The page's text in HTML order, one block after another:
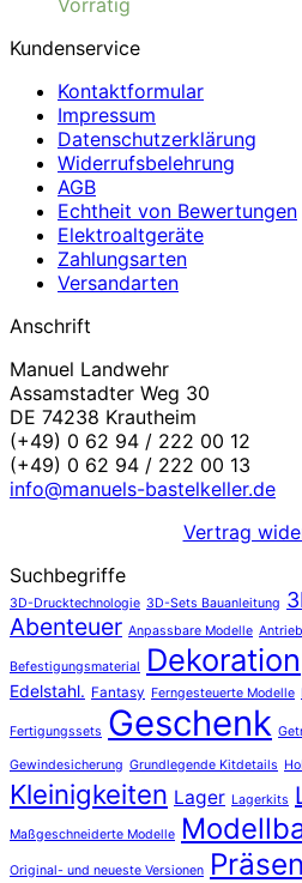
Kundenservice
Kontaktformular
Impressum
Datenschutzerklärung
Widerrufsbelehrung
AGB
Echtheit von Bewertungen
Elektroaltgeräte
Zahlungsarten
Versandarten
Anschrift
Manuel Landwehr
Assamstadter Weg 30
DE 74238 Krautheim
(+49) 0 62 94 / 222 00 12
(+49) 0 62 94 / 222 00 13
info@manuels-bastelkeller.de
Vertrag
Suchbegriffe
3D-Drucktechnologie 3D-Sets Bauanleitung
Abenteuer Anpassbare Modelle
Befestigungsmaterial Dekoration
Edelstahl. Fantasy Ferngesteuerte Modelle
Fertigungssets Geschenk
Gewindesicherung Grundlegende Kitdetails
Kleinigkeiten Lager Lagerkits
Maßgeschneiderte Modelle
Original- und neueste Versionen